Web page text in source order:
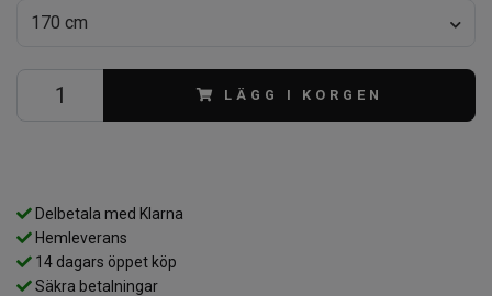
170 cm
LÄGG I KORGEN
Delbetala med Klarna
Hemleverans
14 dagars öppet köp
Säkra betalningar